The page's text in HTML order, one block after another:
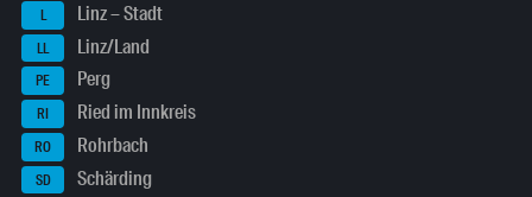
L Linz – Stadt
LL Linz/Land
PE Perg
RI Ried im Innkreis
RO Rohrbach
SD Schärding